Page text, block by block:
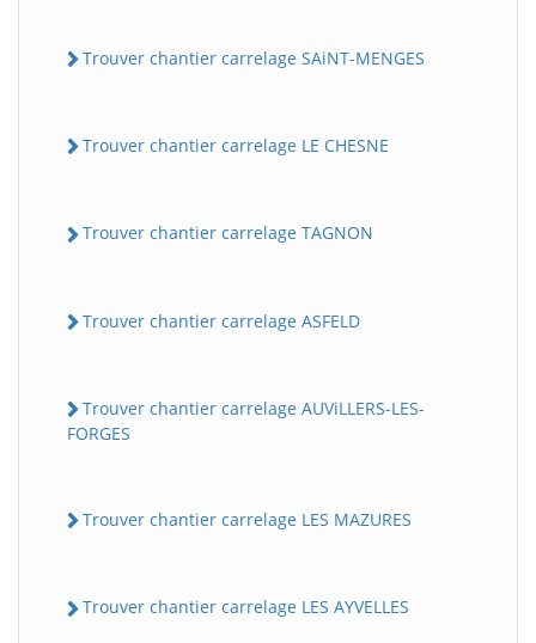
Trouver chantier carrelage SAiNT-MENGES
Trouver chantier carrelage LE CHESNE
Trouver chantier carrelage TAGNON
Trouver chantier carrelage ASFELD
Trouver chantier carrelage AUViLLERS-LES-
FORGES
Trouver chantier carrelage LES MAZURES
Trouver chantier carrelage LES AYVELLES